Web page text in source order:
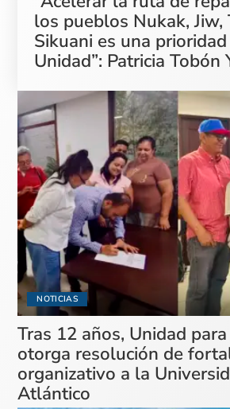
los pueblos Nukak, Jiw,
Sikuani es una
Unidad”: Patricia Tobón
NOTICIAS
Tras 12 años, Unidad
otorga resolución de
organizativo a la
Atlántico